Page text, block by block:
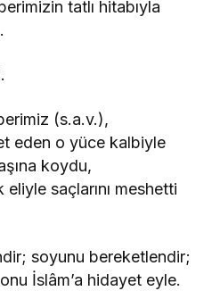
tatlı hitabıyla
(s.a.v.),
eden o yüce kalbiyle
koydu,
eliyle saçlarını meshetti
soyunu bereketlendir;
İslâm’a hidayet eyle.